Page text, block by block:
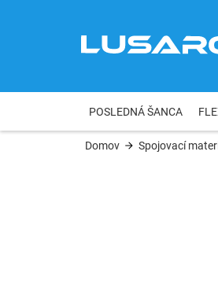
POSLEDNÁ ŠANCA
Domov Spojovací